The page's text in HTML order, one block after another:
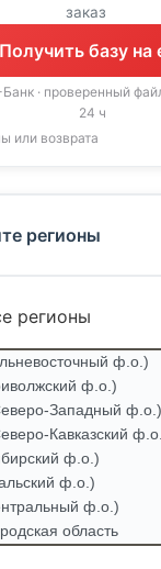
заказ
Получить базу на
· проверенный
24 ч
или возврата
регионы
регионы
ф.о.)
ф.о.)
Западный ф.о.)
Кавказский
ф.о.)
ф.о.)
ф.о.)
область